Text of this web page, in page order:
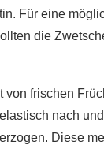
Für eine
die
von frischen
nach
Diese